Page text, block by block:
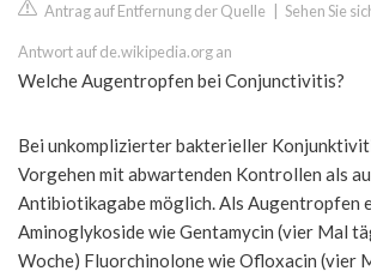
Antrag auf Entfernung der Quelle Sehen Sie
Antwort auf de.wikipedia.org an
Welche Augentropfen bei Conjunctivitis?
Bei unkomplizierter bakterieller
Vorgehen mit abwartenden Kontrollen als
Antibiotikagabe möglich. Als Augentropfen
Aminoglykoside wie Gentamycin (vier Mal
Woche) Fluorchinolone wie Ofloxacin (vier